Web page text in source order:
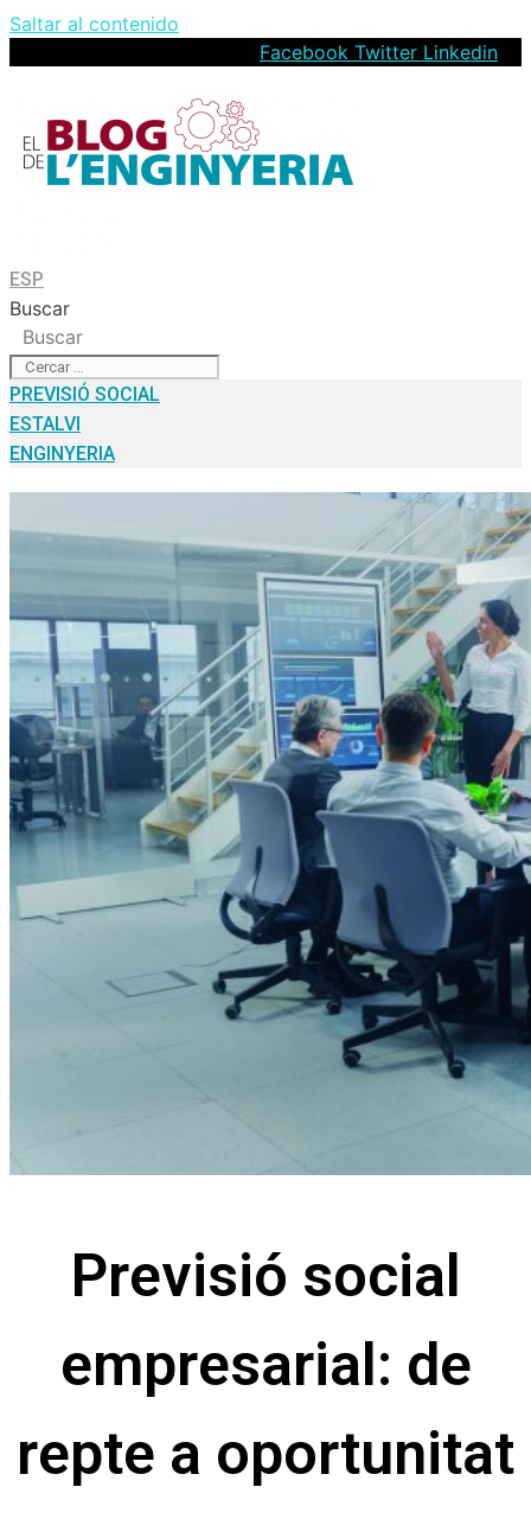
Saltar al contenido
Facebook Twitter Linkedin
ESP
Buscar
Buscar
PREVISIÓ SOCIAL
ESTALVI
ENGINYERIA
Previsió social
empresarial: de
repte a oportunitat